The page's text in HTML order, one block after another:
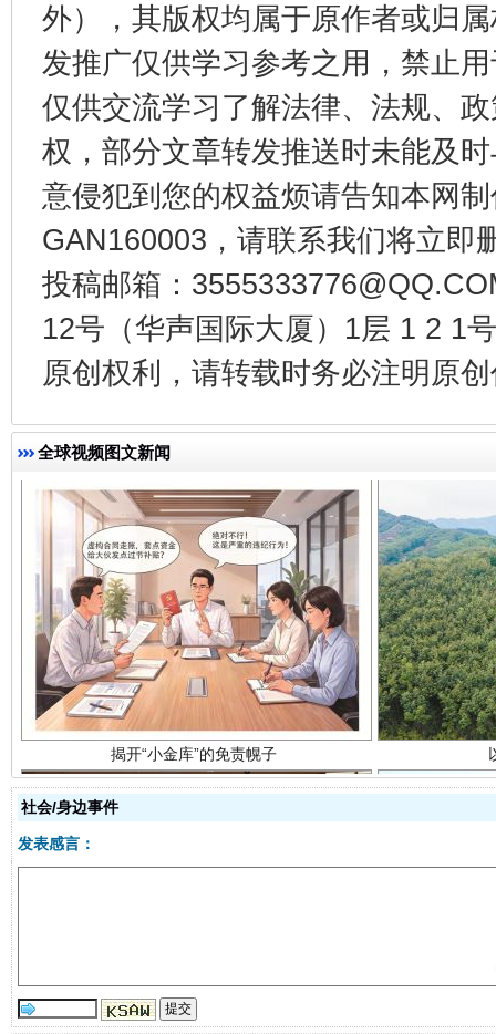
外），其版权均属于原作者或归
发推广仅供学习参考之用，禁止
仅供交流学习了解法律、法规、
权，部分文章转发推送时未能及
意侵犯到您的权益烦请告知本网
GAN160003，请联系我们将立即
投稿邮箱：
12号（华声国际大厦）1层 1 2 1
原创权利，请转载时务必注明原
全球视频图文新闻
东山县通报“牛蛙产品抗生素超标问题” 法
揭开“小金库”的免责幌子
社会/身边事件
发表感言：